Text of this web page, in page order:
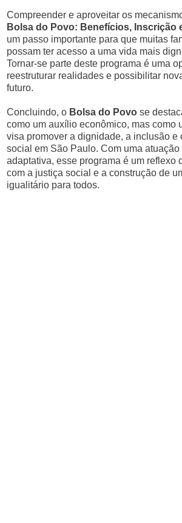
Compreender e aproveitar os
Bolsa do Povo: Benefícios, Inscrição
um passo importante para que muitas
possam ter acesso a uma vida mais
Tornar-se parte deste programa é uma
reestruturar realidades e possibilitar
futuro.
Concluindo, o Bolsa do Povo se
como um auxílio econômico, mas como
visa promover a dignidade, a inclusão e
social em São Paulo. Com uma atuação
adaptativa, esse programa é um reflexo
com a justiça social e a construção de
igualitário para todos.